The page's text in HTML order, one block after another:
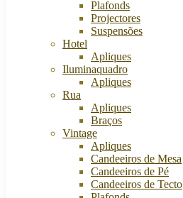
Plafonds
Projectores
Suspensões
Hotel
Apliques
Iluminaquadro
Apliques
Rua
Apliques
Braços
Vintage
Apliques
Candeeiros de Mesa
Candeeiros de Pé
Candeeiros de Tecto